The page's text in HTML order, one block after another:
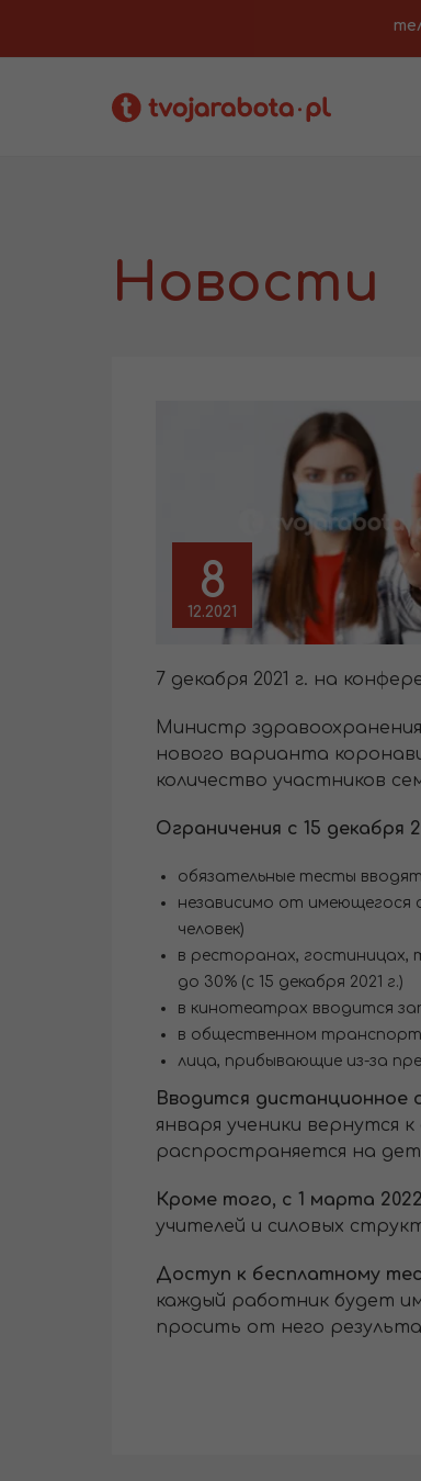
Новости
8
12.2021
7 декабря 2021 г. на
Министр
нового варианта
количество участников
Ограничения с 15 декабря
обязательные тесты
независимо от имеющегося
человек)
в ресторанах, гостиницах,
до 30% (с 15 декабря 2021 г.)
в кинотеатрах вводится
в общественном транспорте
лица, прибывающие из-за
Вводится дистанционное
января ученики вернутся
распространяется на
Кроме того, с 1 марта
учителей и силовых
Доступ к бесплатному
каждый работник будет
просить от него